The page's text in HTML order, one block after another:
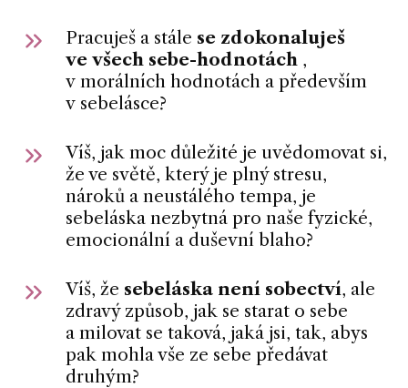
Pracuješ a stále se zdokonaluješ
ve všech sebe-hodnotách ,
v morálních hodnotách a především
v sebelásce?
Víš, jak moc důležité je uvědomovat si,
že ve světě, který je plný stresu,
nároků a neustálého tempa, je
sebeláska nezbytná pro naše fyzické,
emocionální a duševní blaho?
Víš, že sebeláska není sobectví, ale
zdravý způsob, jak se starat o sebe
a milovat se taková, jaká jsi, tak, abys
pak mohla vše ze sebe předávat
druhým?